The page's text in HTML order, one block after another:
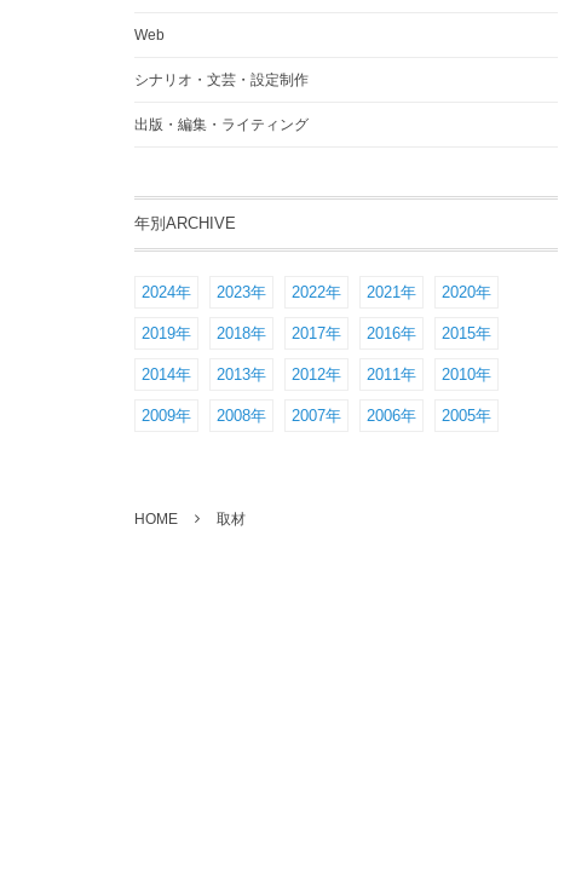
Web
シナリオ・文芸・設定制作
出版・編集・ライティング
年別ARCHIVE
2024年 2023年 2022年 2021年 2020年
2019年 2018年 2017年 2016年 2015年
2014年 2013年 2012年 2011年 2010年
2009年 2008年 2007年 2006年 2005年
HOME 取材